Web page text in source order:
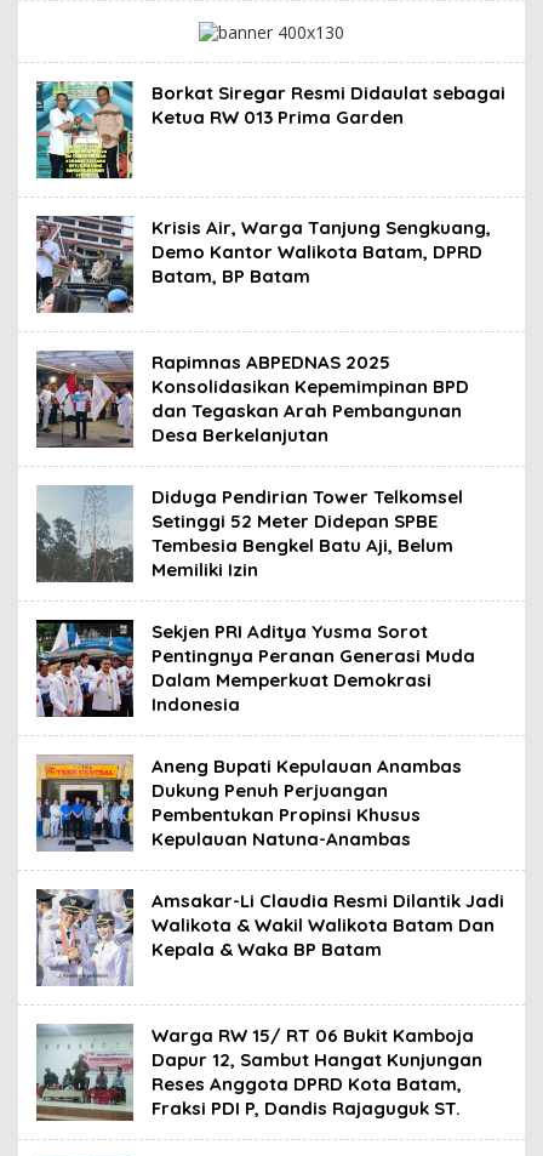
Borkat Siregar Resmi Didaulat sebagai
Ketua RW 013 Prima Garden
Krisis Air, Warga Tanjung Sengkuang,
Demo Kantor Walikota Batam, DPRD
Batam, BP Batam
Rapimnas ABPEDNAS 2025
Konsolidasikan Kepemimpinan BPD
dan Tegaskan Arah Pembangunan
Desa Berkelanjutan
Diduga Pendirian Tower Telkomsel
Setinggi 52 Meter Didepan SPBE
Tembesia Bengkel Batu Aji, Belum
Memiliki Izin
Sekjen PRI Aditya Yusma Sorot
Pentingnya Peranan Generasi Muda
Dalam Memperkuat Demokrasi
Indonesia
Aneng Bupati Kepulauan Anambas
Dukung Penuh Perjuangan
Pembentukan Propinsi Khusus
Kepulauan Natuna-Anambas
Amsakar-Li Claudia Resmi Dilantik Jadi
Walikota & Wakil Walikota Batam Dan
Kepala & Waka BP Batam
Warga RW 15/ RT 06 Bukit Kamboja
Dapur 12, Sambut Hangat Kunjungan
Reses Anggota DPRD Kota Batam,
Fraksi PDI P, Dandis Rajaguguk ST.